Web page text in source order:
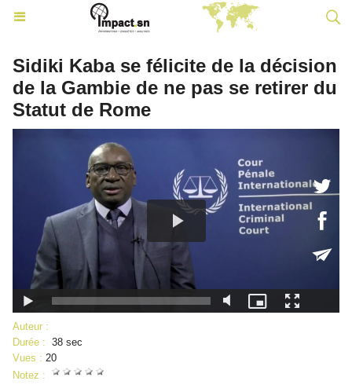
Sidiki Kaba se félicite de la décision
de la Gambie de ne pas se retirer du
Statut de Rome
Auteur :
Durée : 38 sec
Vues : 20
Notez :